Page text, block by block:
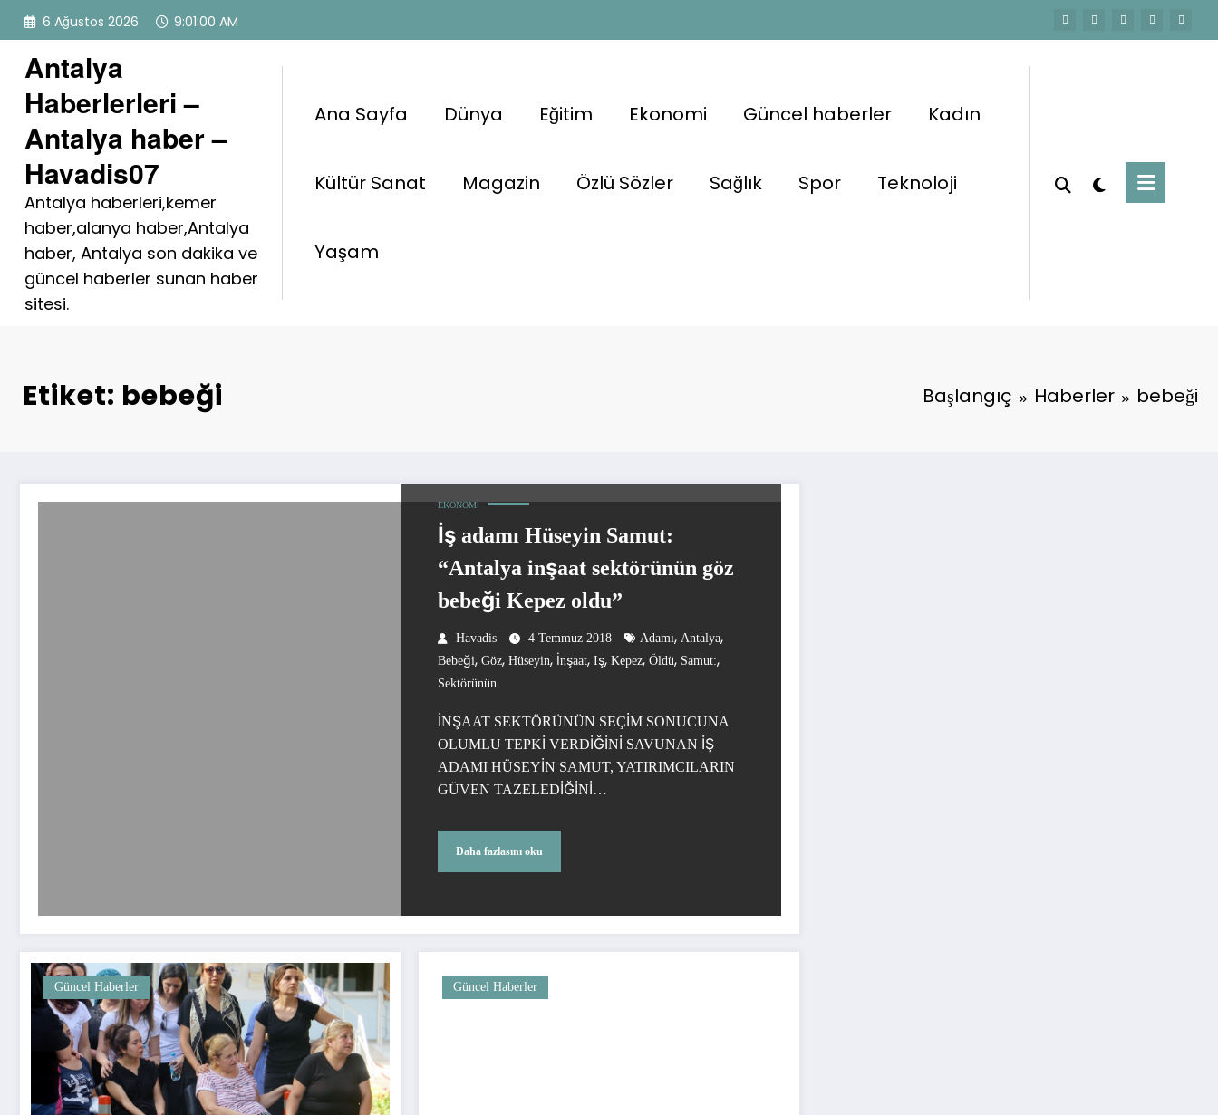
İçeriğe
atla
6 Ağustos 2026 9:01:00 AM
Antalya
Haberlerleri –
Antalya haber –
Havadis07
Antalya haberleri,kemer
haber,alanya haber,Antalya
haber, Antalya son dakika ve
güncel haberler sunan haber
sitesi.
Ana Sayfa Dünya Eğitim Ekonomi Güncel haberler Kadın
Kültür Sanat Magazin Özlü Sözler Sağlık Spor Teknoloji
Yaşam
Etiket: bebeği Başlangıç Haberler bebeği
EKONOMI
İş adamı Hüseyin Samut:
“Antalya inşaat sektörünün göz
bebeği Kepez oldu”
Havadis 4 Temmuz 2018 Adamı, Antalya,
Bebeği, Göz, Hüseyin, İnşaat, Iş, Kepez, Öldü, Samut:,
Sektörünün
İNŞAAT SEKTÖRÜNÜN SEÇİM SONUCUNA
OLUMLU TEPKİ VERDİĞİNİ SAVUNAN İŞ
ADAMI HÜSEYİN SAMUT, YATIRIMCILARIN
GÜVEN TAZELEDİĞİNİ…
Daha fazlasını oku
Güncel Haberler Güncel Haberler